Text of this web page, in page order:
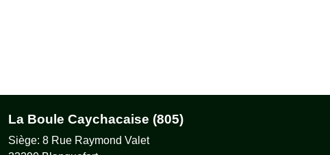
La Boule Caychacaise (805)